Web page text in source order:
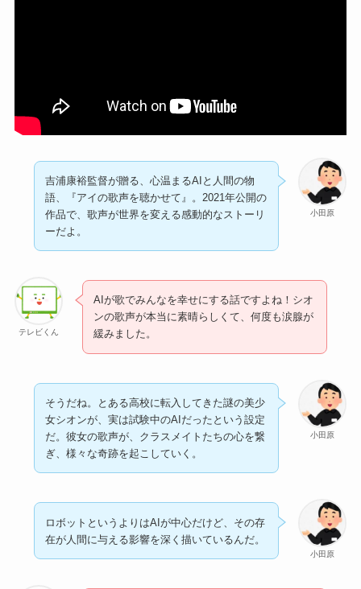
小田原
吉浦康裕監督が贈る、心温まるAIと人間の物
語、『アイの歌声を聴かせて』。2021年公開の
作品で、歌声が世界を変える感動的なストーリ
ーだよ。
テレビくん
AIが歌でみんなを幸せにする話ですよね！シオ
ンの歌声が本当に素晴らしくて、何度も涙腺が
緩みました。
小田原
そうだね。とある高校に転入してきた謎の美少
女シオンが、実は試験中のAIだったという設定
だ。彼女の歌声が、クラスメイトたちの心を繋
ぎ、様々な奇跡を起こしていく。
小田原
ロボットというよりはAIが中心だけど、その存
在が人間に与える影響を深く描いているんだ。